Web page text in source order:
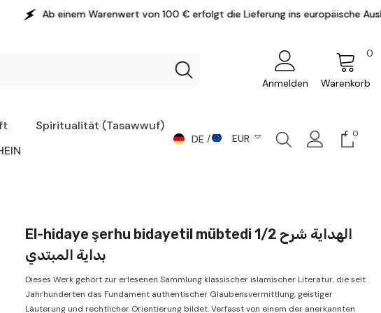
Warenwert von 100 € erfolgt die Lieferung ins europäische Ausland
Anmelden Warenkorb
00
Spiritualität (Tasawwuf)
DE
EUR
EUR
HUF
0
El-hidaye şerhu bidayetil mübtedi 1/2 الهداية شرح
بداية المبتدي
Dieses Werk gehört zur erlesenen Sammlung klassischer islamischer Literatur, die seit
Jahrhunderten das Fundament authentischer Glaubensvermittlung, geistiger
Läuterung und rechtlicher Orientierung bildet. Verfasst von einem der anerkannten